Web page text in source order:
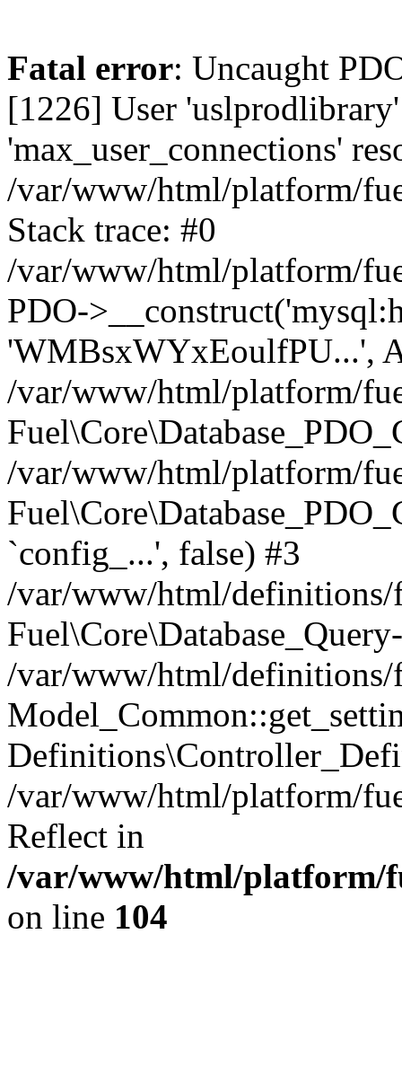
Fatal error: Uncaught
[1226] User 'uslprodlibrary'
'max_user_connections'
/var/www/html/platform/
Stack trace: #0
/var/www/html/platform/
PDO-
'WMBsxWYxEoulfPU...',
/var/www/html/platform/
/var/www/html/platform/
`config_...', false) #3
/var/www/html/definitions/
/var/www/html/definitions/
/var/www/html/platform/
Reflect in
/var/www/html/platform/
on line 104